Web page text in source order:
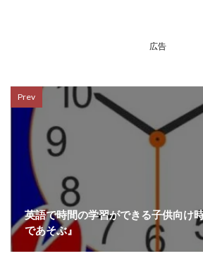
広告
Prev
英語で時間の学習ができる子供向け
であそぶ』